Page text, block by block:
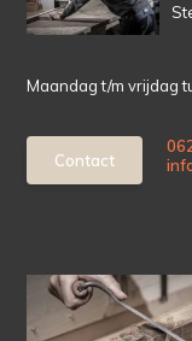
Maandag t/m vrijdag
Contact